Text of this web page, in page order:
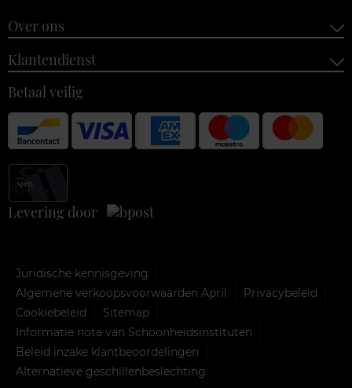
Over ons
Klantendienst
Betaal veilig
Levering door
Juridische kennisgeving
Algemene verkoopsvoorwaarden April
Privacybeleid
Cookiebeleid
Sitemap
Informatie nota van Schoonheidsinstituten
Beleid inzake klantbeoordelingen
Alternatieve geschillenbeslechting